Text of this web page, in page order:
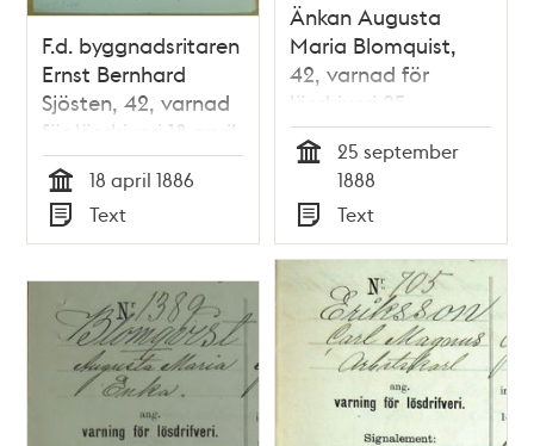
F.d. byggnadsritaren
Ernst Bernhard
Sjösten, 42, varnad
för lösdriveri 18 april
1886 - polisförhör
Tid
18 april 1886
Typ
Text
Änkan Augusta
Maria Blomquist,
42, varnad för
lösdriveri 25
september 1888 -
polisförhör
25 september
1888
Typ
Text